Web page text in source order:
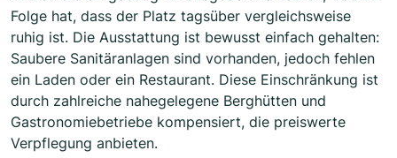
Folge hat, dass der Platz tagsüber vergleichsweise
ruhig ist. Die Ausstattung ist bewusst einfach gehalten:
Saubere Sanitäranlagen sind vorhanden, jedoch fehlen
ein Laden oder ein Restaurant. Diese Einschränkung ist
durch zahlreiche nahegelegene Berghütten und
Gastronomiebetriebe kompensiert, die preiswerte
Verpflegung anbieten.